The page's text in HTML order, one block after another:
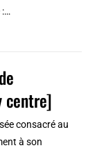
:…
centre]
consacré au
à son